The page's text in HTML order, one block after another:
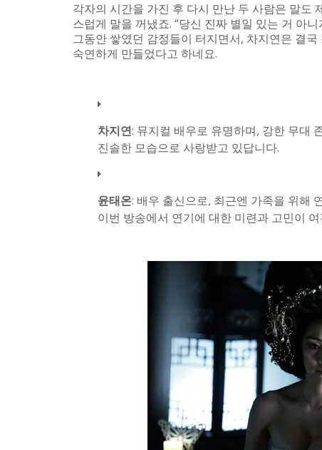
각자의 시간을 가진 후 다시 만난 두 사람은 말도
스럽게 말을 꺼냈죠. “당신 진짜 별일 있는 거 아
그동안 쌓였던 감정들이 터지면서, 차지연은 결
숙연하게 만들었다고 하네요.
차지연: 뮤지컬 배우로 유명하며, 강한 무대
진솔한 모습으로 사랑받고 있답니다.
윤태온: 배우 출신으로, 최근엔 가족을 위해
이번 방송에서 연기에 대한 미련과 고민이